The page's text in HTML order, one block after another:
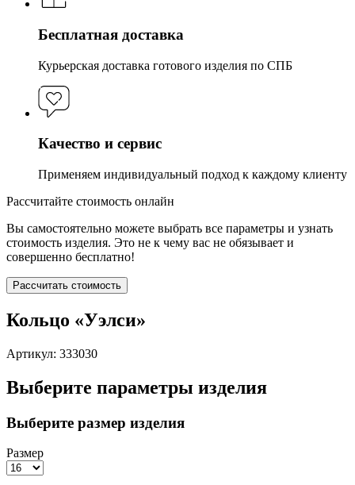
Бесплатная доставка
Курьерская доставка готового изделия по СПБ
Качество и сервис
Применяем индивидуальный подход к каждому клиенту
Рассчитайте стоимость онлайн
Вы самостоятельно можете выбрать все параметры и узнать
стоимость изделия. Это не к чему вас не обязывает и
совершенно бесплатно!
Рассчитать стоимость
Кольцо «Уэлси»
Артикул: 333030
Выберите параметры изделия
Выберите размер изделия
Размер